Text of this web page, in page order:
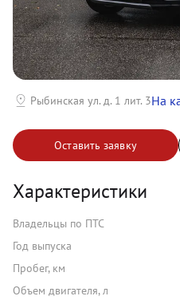
Оставить заявку
Характеристики
Владельцы по ПТС
Год выпуска
Пробег, км
Объем двигателя, л
Рыбинская ул. д. 1 лит. 3На